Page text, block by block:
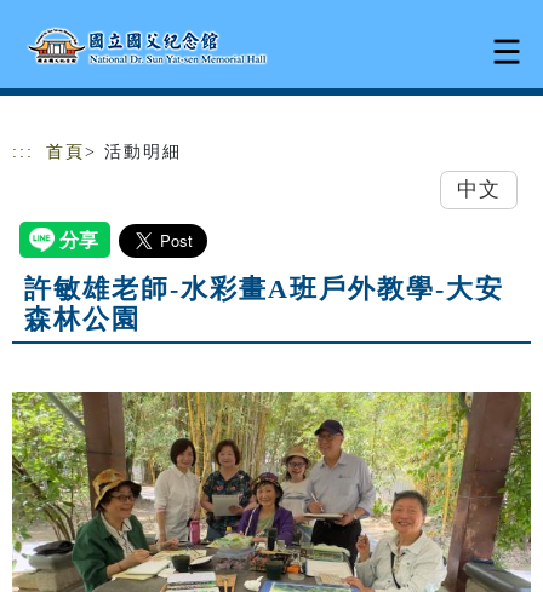
::: 首頁 > 活動明細
中文
許敏雄老師-水彩畫A班戶外教學-大安
森林公園